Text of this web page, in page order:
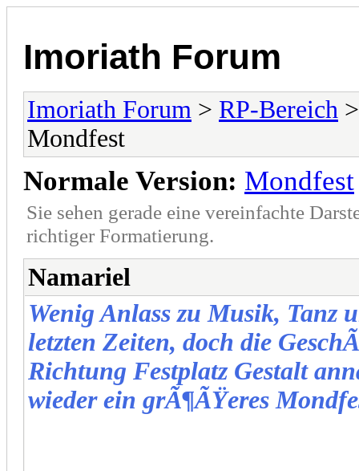
Imoriath Forum
Imoriath Forum > RP-Bereich
Mondfest
Normale Version: Mondfest
Sie sehen gerade eine vereinfachte
richtiger Formatierung.
Namariel
Wenig Anlass zu Musik, Tanz
letzten Zeiten, doch die
Richtung Festplatz Gestalt
wieder ein grÃ¶ÃŸeres